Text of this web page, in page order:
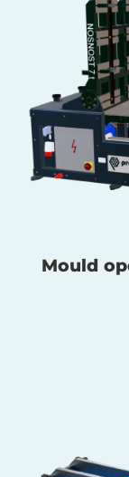
Mould